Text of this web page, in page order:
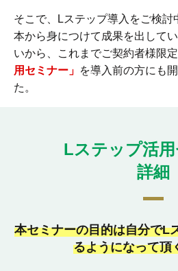
そこで、Lステップ導入をご検討
本から身につけて成果を出して
いから、これまでご契約者様限
用セミナー」 を導入前の方にも
た。
Lステップ活
詳細
本セミナーの目的は自分でL
るようになって頂